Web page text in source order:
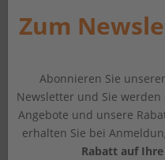
Zum
Abonnieren Sie
Newsletter und Sie
Angebote und unsere
erhalten Sie bei
Rabatt auf